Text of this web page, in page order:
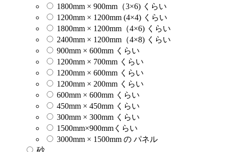
1800mm × 900mm（3×6) くらい
1200mm × 1200mm (4×4) くらい
1800mm × 1200mm（4×6) くらい
2400mm × 1200mm（4×8) くらい
900mm × 600mm くらい
1200mm × 700mm くらい
1200mm × 600mm くらい
1200mm × 200mm くらい
600mm × 600mm くらい
450mm × 450mm くらい
300mm × 300mm くらい
1500mm×900mmくらい
3000mm × 1500mm の パネル
砂